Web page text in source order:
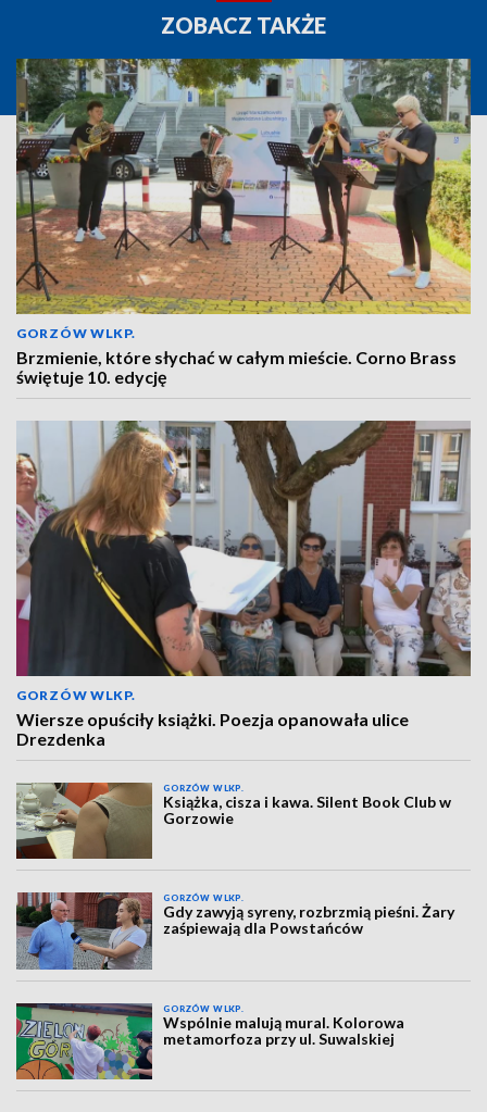
ZOBACZ TAKŻE
GORZÓW WLKP.
Brzmienie, które słychać w całym mieście. Corno Brass
świętuje 10. edycję
GORZÓW WLKP.
Wiersze opuściły książki. Poezja opanowała ulice
Drezdenka
GORZÓW WLKP.
Książka, cisza i kawa. Silent Book Club w
Gorzowie
GORZÓW WLKP.
Gdy zawyją syreny, rozbrzmią pieśni. Żary
zaśpiewają dla Powstańców
GORZÓW WLKP.
Wspólnie malują mural. Kolorowa
metamorfoza przy ul. Suwalskiej